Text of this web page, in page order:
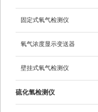
固定式氧气检测仪
氧气浓度显示变送器
壁挂式氧气检测仪
硫化氢检测仪